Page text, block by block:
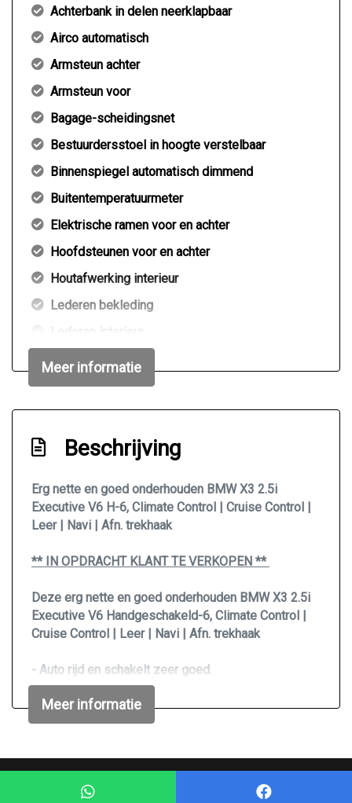
Achterbank in delen neerklapbaar
Airco automatisch
Armsteun achter
Armsteun voor
Bagage-scheidingsnet
Bestuurdersstoel in hoogte verstelbaar
Binnenspiegel automatisch dimmend
Buitentemperatuurmeter
Elektrische ramen voor en achter
Hoofdsteunen voor en achter
Houtafwerking interieur
Lederen bekleding
Lederen interieur
Middenarmsteun voor
Passagiersstoel in hoogte verstelbaar
Stuur leder
Stuur verstelbaar
Stuurbekrachtiging
Exterieur
Achterruitwisser
Buitenspiegels elektrisch verstel- en
Buitenspiegels in carrosseriekleur
Centrale vergrendeling met afstandsbediening
Dakrails
Dakspoiler
Metaalkleur
Meer informatie
Beschrijving
Erg nette en goed onderhouden BMW X3 2.5i
Executive V6 H-6, Climate Control | Cruise Control |
Leer | Navi | Afn. trekhaak
** IN OPDRACHT KLANT TE VERKOPEN **
Deze erg nette en goed onderhouden BMW X3 2.5i
Executive V6 Handgeschakeld-6, Climate Control |
Cruise Control | Leer | Navi | Afn. trekhaak
- Auto rijd en schakelt zeer goed.
- Goede/Koude Airco
- Heeft bij km-stand 265.773 (23-11-2024) nog een
onderhoudsbeurt gehad.
nieuwe APK.
- LET OP! Motor verbruikt Olie!!
Meer informatie
Mogelijk gemaakt door